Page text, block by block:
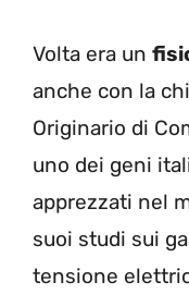
Volta era un
anche con la
Originario di
uno dei geni
apprezzati nel
suoi studi sui
tensione